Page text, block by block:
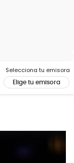
Selecciona tu emisora
Elige tu emisora